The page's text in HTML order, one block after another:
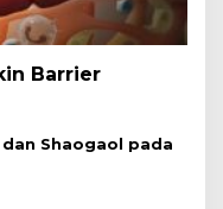
Barrier
Shaogaol pada